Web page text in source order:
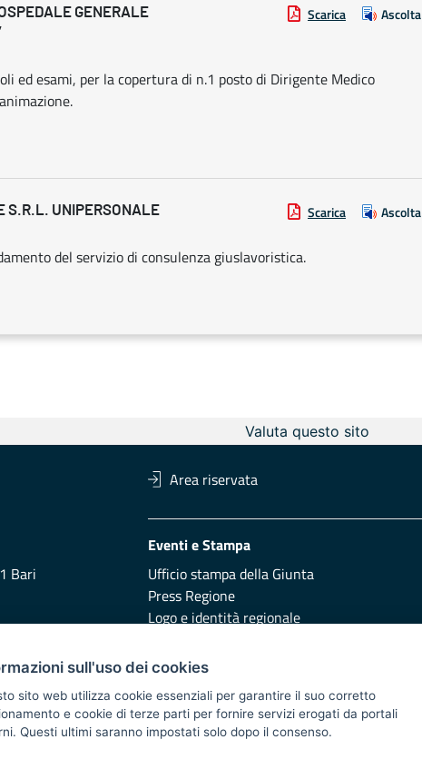
GENERALE
Scarica Ascolta
ed esami, per la copertura di n.1 posto di Dirigente Medico
S.R.L. UNIPERSONALE Scarica Ascolta
del servizio di consulenza giuslavoristica.
Valuta questo sito
Area riservata
Bari
Eventi e Stampa
Ufficio stampa della Giunta
Press Regione
Logo e identità regionale
Redazione
Presentazione
Responsabili di pubblicazione
POR Puglia 2014/2020 - Asse XI
sull'uso dei cookies
sito web utilizza cookie essenziali per garantire il suo corretto
e cookie di terze parti per fornire servizi erogati da portali
Questi ultimi saranno impostati solo dopo il consenso.